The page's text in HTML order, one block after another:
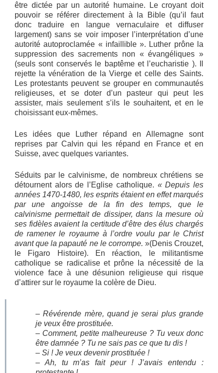
être dictée par un autorité humaine. Le croyant doit
pouvoir se référer directement à la Bible (qu’il faut
donc traduire en langue vernaculaire et diffuser
largement) sans se voir imposer l’interprétation d’une
autorité autoproclamée « infaillible ». Luther prône la
suppression des sacrements non « évangéliques »
(seuls sont conservés le baptême et l’eucharistie ). Il
rejette la vénération de la Vierge et celle des Saints.
Les protestants peuvent se grouper en communautés
religieuses, et se doter d’un pasteur qui peut les
assister, mais seulement s’ils le souhaitent, et en le
choisissant eux-mêmes.
Les idées que Luther répand en Allemagne sont
reprises par Calvin qui les répand en France et en
Suisse, avec quelques variantes.
Séduits par le calvinisme, de nombreux chrétiens se
détournent alors de l’Eglise catholique. « Depuis les
années 1470-1480, les esprits étaient en effet marqués
par une angoisse de la fin des temps, que le
calvinisme permettait de dissiper, dans la mesure où
ses fidèles avaient la certitude d’être des élus chargés
de ramener le royaume à l’ordre voulu par le Christ
avant que la papauté ne le corrompe. »(Denis Crouzet,
le Figaro Histoire). En réaction, le militantisme
catholique se radicalise et prône la nécessité de la
violence face à une désunion religieuse qui risque
d’attirer sur le royaume la colère de Dieu.
– Révérende mère, quand je serai plus grande
je veux être prostituée.
– Comment, petite malheureuse ? Tu veux donc
être damnée ? Tu ne sais pas ce que tu dis !
– Si ! Je veux devenir prostituée !
– Ah, tu m’as fait peur ! J’avais entendu :